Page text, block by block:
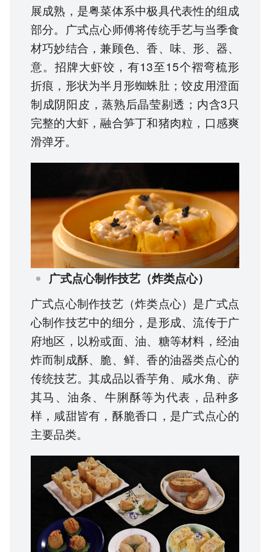
展成熟，是粤菜体系中极具代表性的组成
部分。广式点心师傅将传统手艺与当季食
材巧妙结合，兼顾色、香、味、形、器、
意。招牌大虾饺，有13至15个褶弯梳形
折痕，形状为半月形蜘蛛肚；饺皮用澄面
制成阴阳皮，蒸熟后晶莹剔透；内含3只
完整的大虾，融合笋丁和猪肉粒，口感爽
滑弹牙。
广式点心制作技艺（炸类点心）
广式点心制作技艺（炸类点心）是广式点
心制作技艺中的细分，是形成、流传于广
府地区，以粉或面、油、糖等材料，经油
炸而制成酥、脆、鲜、香的油器类点心的
传统技艺。其成品以香芋角、咸水角、萨
其马、油条、牛脷酥等为代表，品种多
样，咸甜皆有，酥脆香口，是广式点心的
主要品类。